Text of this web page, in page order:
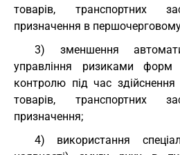
товарів, транспортних
призначення в
3) зменшення
управління ризиками форм
контролю під час
товарів, транспортних
призначення;
4) використання